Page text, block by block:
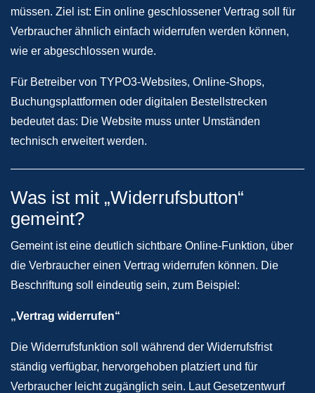
müssen. Ziel ist: Ein online geschlossener Vertrag soll für
Verbraucher ähnlich einfach widerrufen werden können,
wie er abgeschlossen wurde.
Für Betreiber von TYPO3-Websites, Online-Shops,
Buchungsplattformen oder digitalen Bestellstrecken
bedeutet das: Die Website muss unter Umständen
technisch erweitert werden.
Was ist mit „Widerrufsbutton“
gemeint?
Gemeint ist eine deutlich sichtbare Online-Funktion, über
die Verbraucher einen Vertrag widerrufen können. Die
Beschriftung soll eindeutig sein, zum Beispiel:
„Vertrag widerrufen“
Die Widerrufsfunktion soll während der Widerrufsfrist
ständig verfügbar, hervorgehoben platziert und für
Verbraucher leicht zugänglich sein. Laut Gesetzentwurf